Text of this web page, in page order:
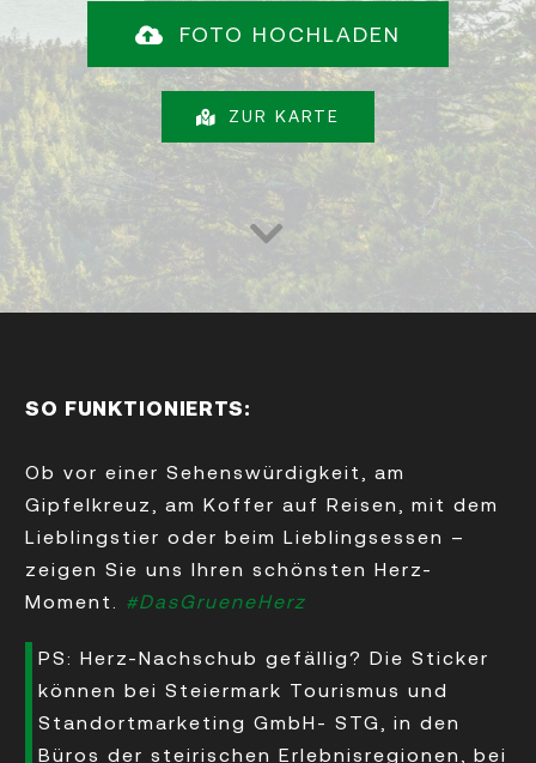
FOTO HOCHLADEN
ZUR KARTE
SO FUNKTIONIERTS:
Ob vor einer Sehenswürdigkeit, am
Gipfelkreuz, am Koffer auf Reisen, mit dem
Lieblingstier oder beim Lieblingsessen –
zeigen Sie uns Ihren schönsten Herz-
Moment. #DasGrueneHerz
PS: Herz-Nachschub gefällig? Die Sticker
können beiSteiermark Tourismus und
Standortmarketing GmbH- STG
, in den
Büros der steirischen Erlebnisregionen, bei